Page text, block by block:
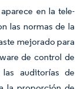
en la tele-
las normas de la
mejorado para
de control de
auditorías de